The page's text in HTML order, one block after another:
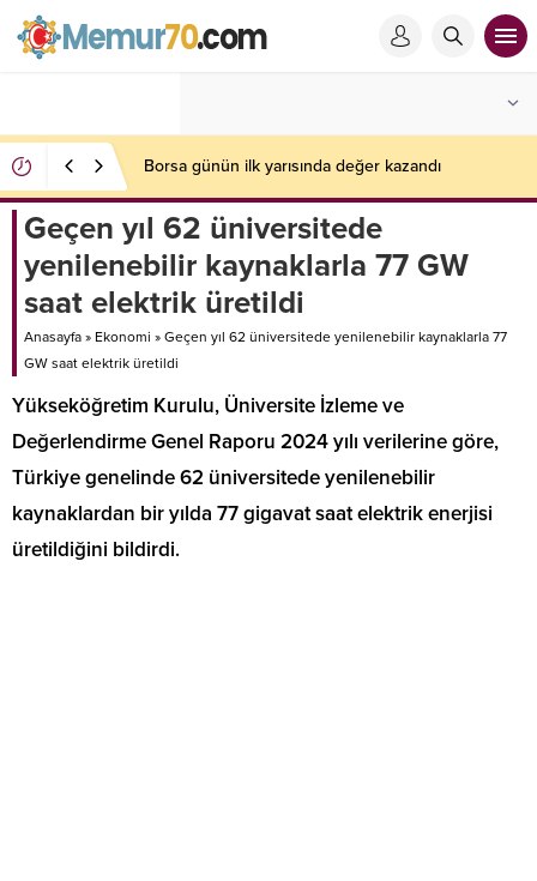
Borsa günün ilk yarısında değer kazandı
Geçen yıl 62 üniversitede
yenilenebilir kaynaklarla 77 GW
saat elektrik üretildi
Anasayfa » Ekonomi » Geçen yıl 62 üniversitede yenilenebilir kaynaklarla 77
GW saat elektrik üretildi
Yükseköğretim Kurulu, Üniversite İzleme ve
Değerlendirme Genel Raporu 2024 yılı verilerine göre,
Türkiye genelinde 62 üniversitede yenilenebilir
kaynaklardan bir yılda 77 gigavat saat elektrik enerjisi
üretildiğini bildirdi.